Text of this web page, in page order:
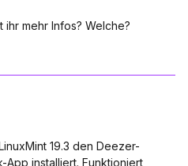
mehr Infos? Welche?
19.3 den Deezer-
App installiert. Funktioniert